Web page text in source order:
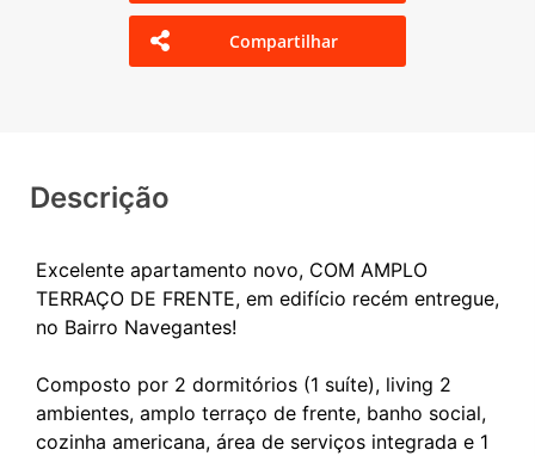
Compartilhar
Descrição
Excelente apartamento novo, COM AMPLO
TERRAÇO DE FRENTE, em edifício recém entregue,
no Bairro Navegantes!
Composto por 2 dormitórios (1 suíte), living 2
ambientes, amplo terraço de frente, banho social,
cozinha americana, área de serviços integrada e 1